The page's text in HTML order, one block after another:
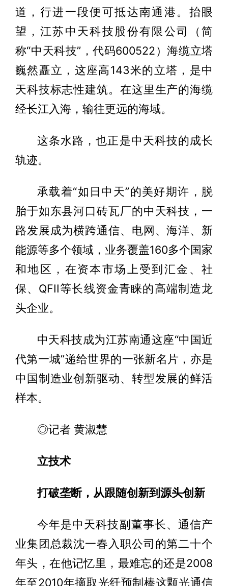
道，行进一段便可抵达南通港。抬眼
望，江苏中天科技股份有限公司（简
称“中天科技”，代码600522）海缆立塔
巍然矗立，这座高143米的立塔，是中
天科技标志性建筑。在这里生产的海缆
经长江入海，输往更远的海域。
这条水路，也正是中天科技的成长
轨迹。
承载着“如日中天”的美好期许，脱
胎于如东县河口砖瓦厂的中天科技，一
路发展成为横跨通信、电网、海洋、新
能源等多个领域，业务覆盖160多个国家
和地区，在资本市场上受到汇金、社
保、QFII等长线资金青睐的高端制造龙
头企业。
中天科技成为江苏南通这座“中国近
代第一城”递给世界的一张新名片，亦是
中国制造业创新驱动、转型发展的鲜活
样本。
◎记者 黄淑慧
立技术
打破垄断，从跟随创新到源头创新
今年是中天科技副董事长、通信产
业集团总裁沈一春入职公司的第二十个
年头，在他记忆里，最难忘的还是2008
年至2010年摘取光纤预制棒这颗光通信